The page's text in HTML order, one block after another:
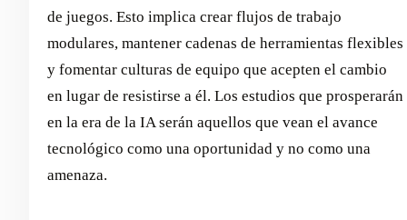
de juegos. Esto implica crear flujos de trabajo
modulares, mantener cadenas de herramientas flexibles
y fomentar culturas de equipo que acepten el cambio
en lugar de resistirse a él. Los estudios que prosperarán
en la era de la IA serán aquellos que vean el avance
tecnológico como una oportunidad y no como una
amenaza.